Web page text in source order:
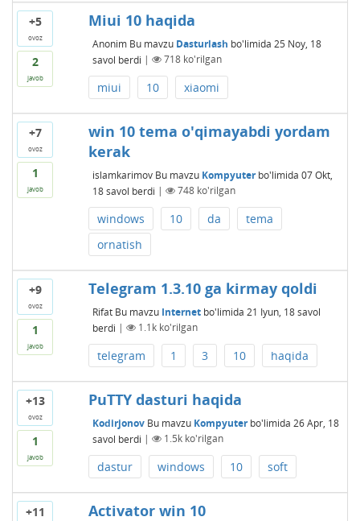
+5
ovoz
2
javob
Miui 10 haqida
Anonim Bu mavzu Dasturlash bo'limida 25 Noy, 18
savol berdi | 718ko'rilgan
miui 10 xiaomi
+7
ovoz
1
javob
win 10 tema o'qimayabdi yordam
kerak
islamkarimov Bu mavzu Kompyuterbo'limida 07 Okt,
18 savol berdi | 748ko'rilgan
windows 10 da
tema
ornatish
+9
ovoz
1
javob
Telegram 1.3.10 ga kirmay qoldi
Rifat Bu mavzu Internetbo'limida 21 Iyun, 18 savol
berdi | 1.1kko'rilgan
telegram 1 3 10 haqida
+13
ovoz
1
javob
PuTTY dasturi haqida
Kodirjonov Bu mavzu Kompyuterbo'limida 26 Apr, 18
savol berdi | 1.5kko'rilgan
dastur windows 10 soft
+11 Activator win 10